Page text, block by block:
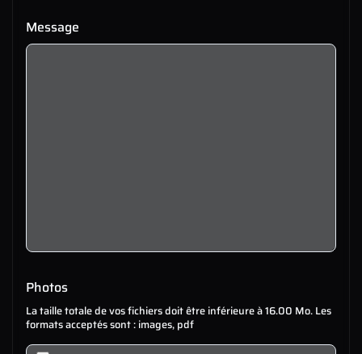
Message
Photos
La taille totale de vos fichiers doit être inférieure à 16.00 Mo. Les
formats acceptés sont : images, pdf